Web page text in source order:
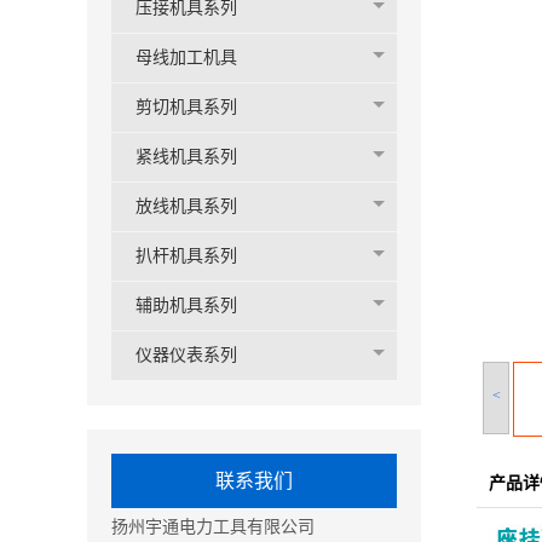
压接机具系列
母线加工机具
剪切机具系列
紧线机具系列
放线机具系列
扒杆机具系列
辅助机具系列
仪器仪表系列
联系我们
扬州宇通电力工具有限公司
<
产品